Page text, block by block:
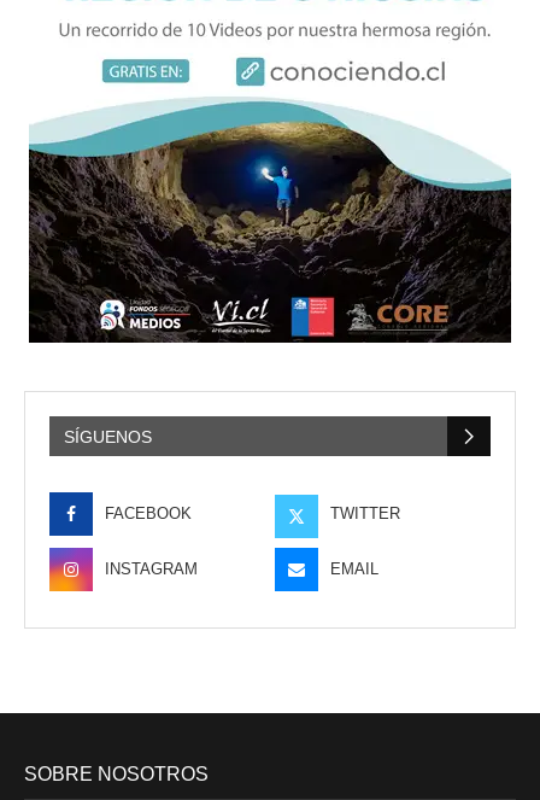
SÍGUENOS
FACEBOOK TWITTER
INSTAGRAM EMAIL
SOBRE NOSOTROS